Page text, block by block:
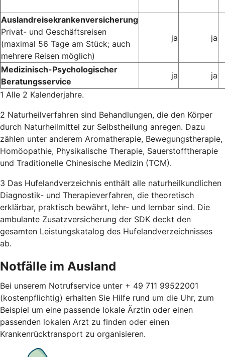
Auslandreisekrankenversicherung
Privat- und Geschäftsreisen
(maximal 56 Tage am Stück; auch
mehrere Reisen möglich)
ja ja
Medizinisch-Psychologischer
Beratungsservice
ja
ja
1 Alle 2 Kalenderjahre.
2 Naturheilverfahren sind Behandlungen, die den Körper
durch Naturheilmittel zur Selbstheilung anregen. Dazu
zählen unter anderem Aromatherapie, Bewegungstherapie,
Homöopathie, Physikalische Therapie, Sauerstofftherapie
und Traditionelle Chinesische Medizin (TCM).
3 Das Hufelandverzeichnis enthält alle naturheilkundlichen
Diagnostik- und Therapieverfahren, die theoretisch
erklärbar, praktisch bewährt, lehr- und lernbar sind. Die
ambulante Zusatzversicherung der SDK deckt den
gesamten Leistungskatalog des Hufelandverzeichnisses
ab.
Notfälle im Ausland
Bei unserem Notrufservice unter + 49 711 99522001
(kostenpflichtig) erhalten Sie Hilfe rund um die Uhr, zum
Beispiel um eine passende lokale Ärztin oder einen
passenden lokalen Arzt zu finden oder einen
Krankenrücktransport zu organisieren.